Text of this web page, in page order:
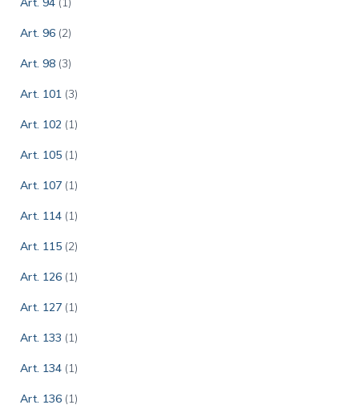
Art. 96 (2)
Art. 98 (3)
Art. 101 (3)
Art. 102 (1)
Art. 105 (1)
Art. 107 (1)
Art. 114 (1)
Art. 115 (2)
Art. 126 (1)
Art. 127 (1)
Art. 133 (1)
Art. 134 (1)
Art. 136 (1)